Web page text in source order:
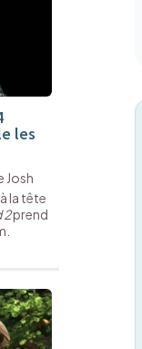
les
Josh
la tête
2prend